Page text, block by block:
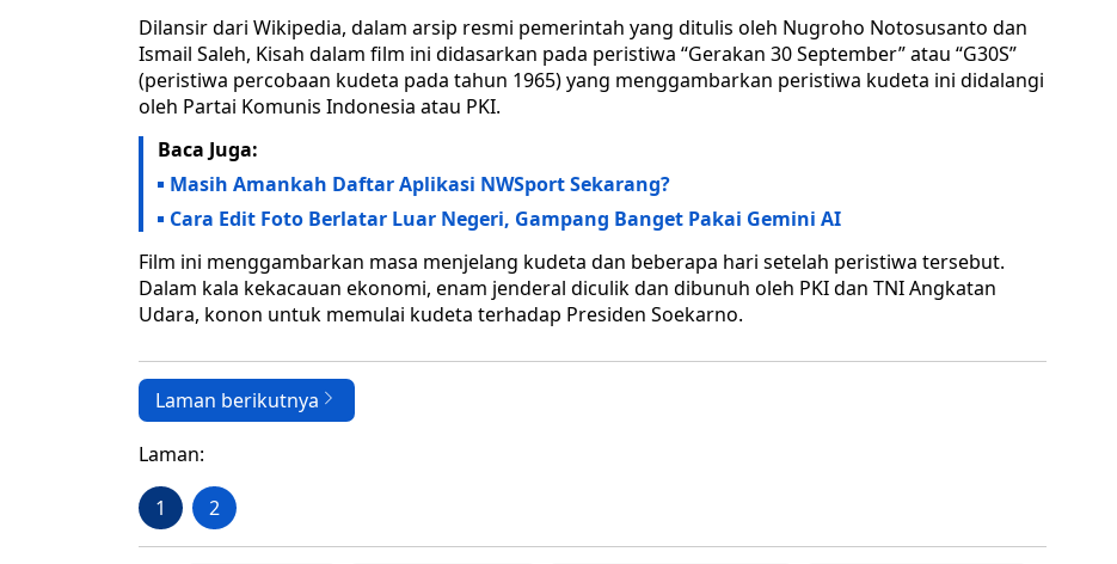
Dilansir dari Wikipedia, dalam arsip resmi pemerintah yang ditulis oleh Nugroho Notosusanto dan
Ismail Saleh, Kisah dalam film ini didasarkan pada peristiwa “Gerakan 30 September” atau “G30S”
(peristiwa percobaan kudeta pada tahun 1965) yang menggambarkan peristiwa kudeta ini didalangi
oleh Partai Komunis Indonesia atau PKI.
Baca Juga:
Masih Amankah Daftar Aplikasi NWSport Sekarang?
Cara Edit Foto Berlatar Luar Negeri, Gampang Banget Pakai Gemini AI
Film ini menggambarkan masa menjelang kudeta dan beberapa hari setelah peristiwa tersebut.
Dalam kala kekacauan ekonomi, enam jenderal diculik dan dibunuh oleh PKI dan TNI Angkatan
Udara, konon untuk memulai kudeta terhadap Presiden Soekarno.
Laman berikutnya
Laman:
1 2